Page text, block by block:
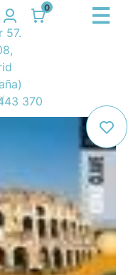
0
57.
370
/